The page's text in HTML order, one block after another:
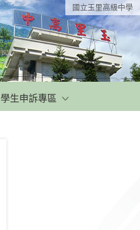
國立玉里高級中學
學生申訴專區